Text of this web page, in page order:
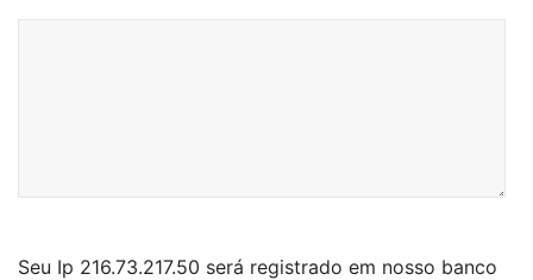
Seu Ip 216.73.217.50 será registrado em nosso banco